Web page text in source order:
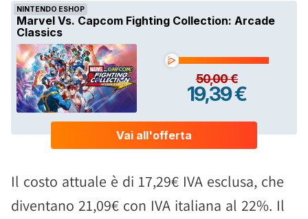
Il costo attuale è di 17,29€ IVA esclusa, che
diventano 21,09€ con IVA italiana al 22%. Il